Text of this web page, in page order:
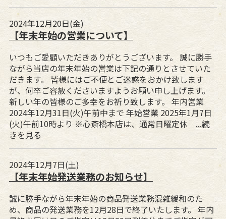
2024年12月20日(金)
【年末年始の営業について】
いつもご愛顧いただきありがとうございます。 誠に勝手
ながら当店の年末年始の営業は下記の通りとさせていた
だきます。 皆様にはご不便とご迷惑をおかけ致します
が、何卒ご容赦くださいますようお願い申し上げます。
新しい年の皆様のご多幸をお祈り致します。 年内営業
2024年12月31日(火)午前中まで 年始営業 2025年1月7日
(火)午前10時より ※心斎橋本店は、通常日曜定休 ...続
きを見る
2024年12月7日(土)
【年末年始発送業務のお知らせ】
誠に勝手ながら年末年始の商品発送業務混雑緩和のた
め、商品の発送業務を12月28日で終了いたします。 年内